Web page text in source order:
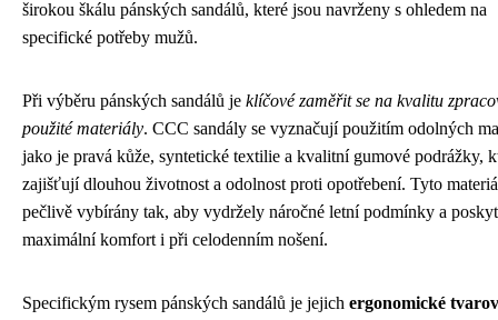
širokou škálu pánských sandálů, které jsou navrženy s ohledem na
specifické potřeby mužů.
Při výběru pánských sandálů je klíčové zaměřit se na kvalitu
použité materiály. CCC sandály se vyznačují použitím odolných
jako je pravá kůže, syntetické textilie a kvalitní gumové podrážky,
zajišťují dlouhou životnost a odolnost proti opotřebení. Tyto
pečlivě vybírány tak, aby vydržely náročné letní podmínky a
maximální komfort i při celodenním nošení.
Specifickým rysem pánských sandálů je jejich ergonomické